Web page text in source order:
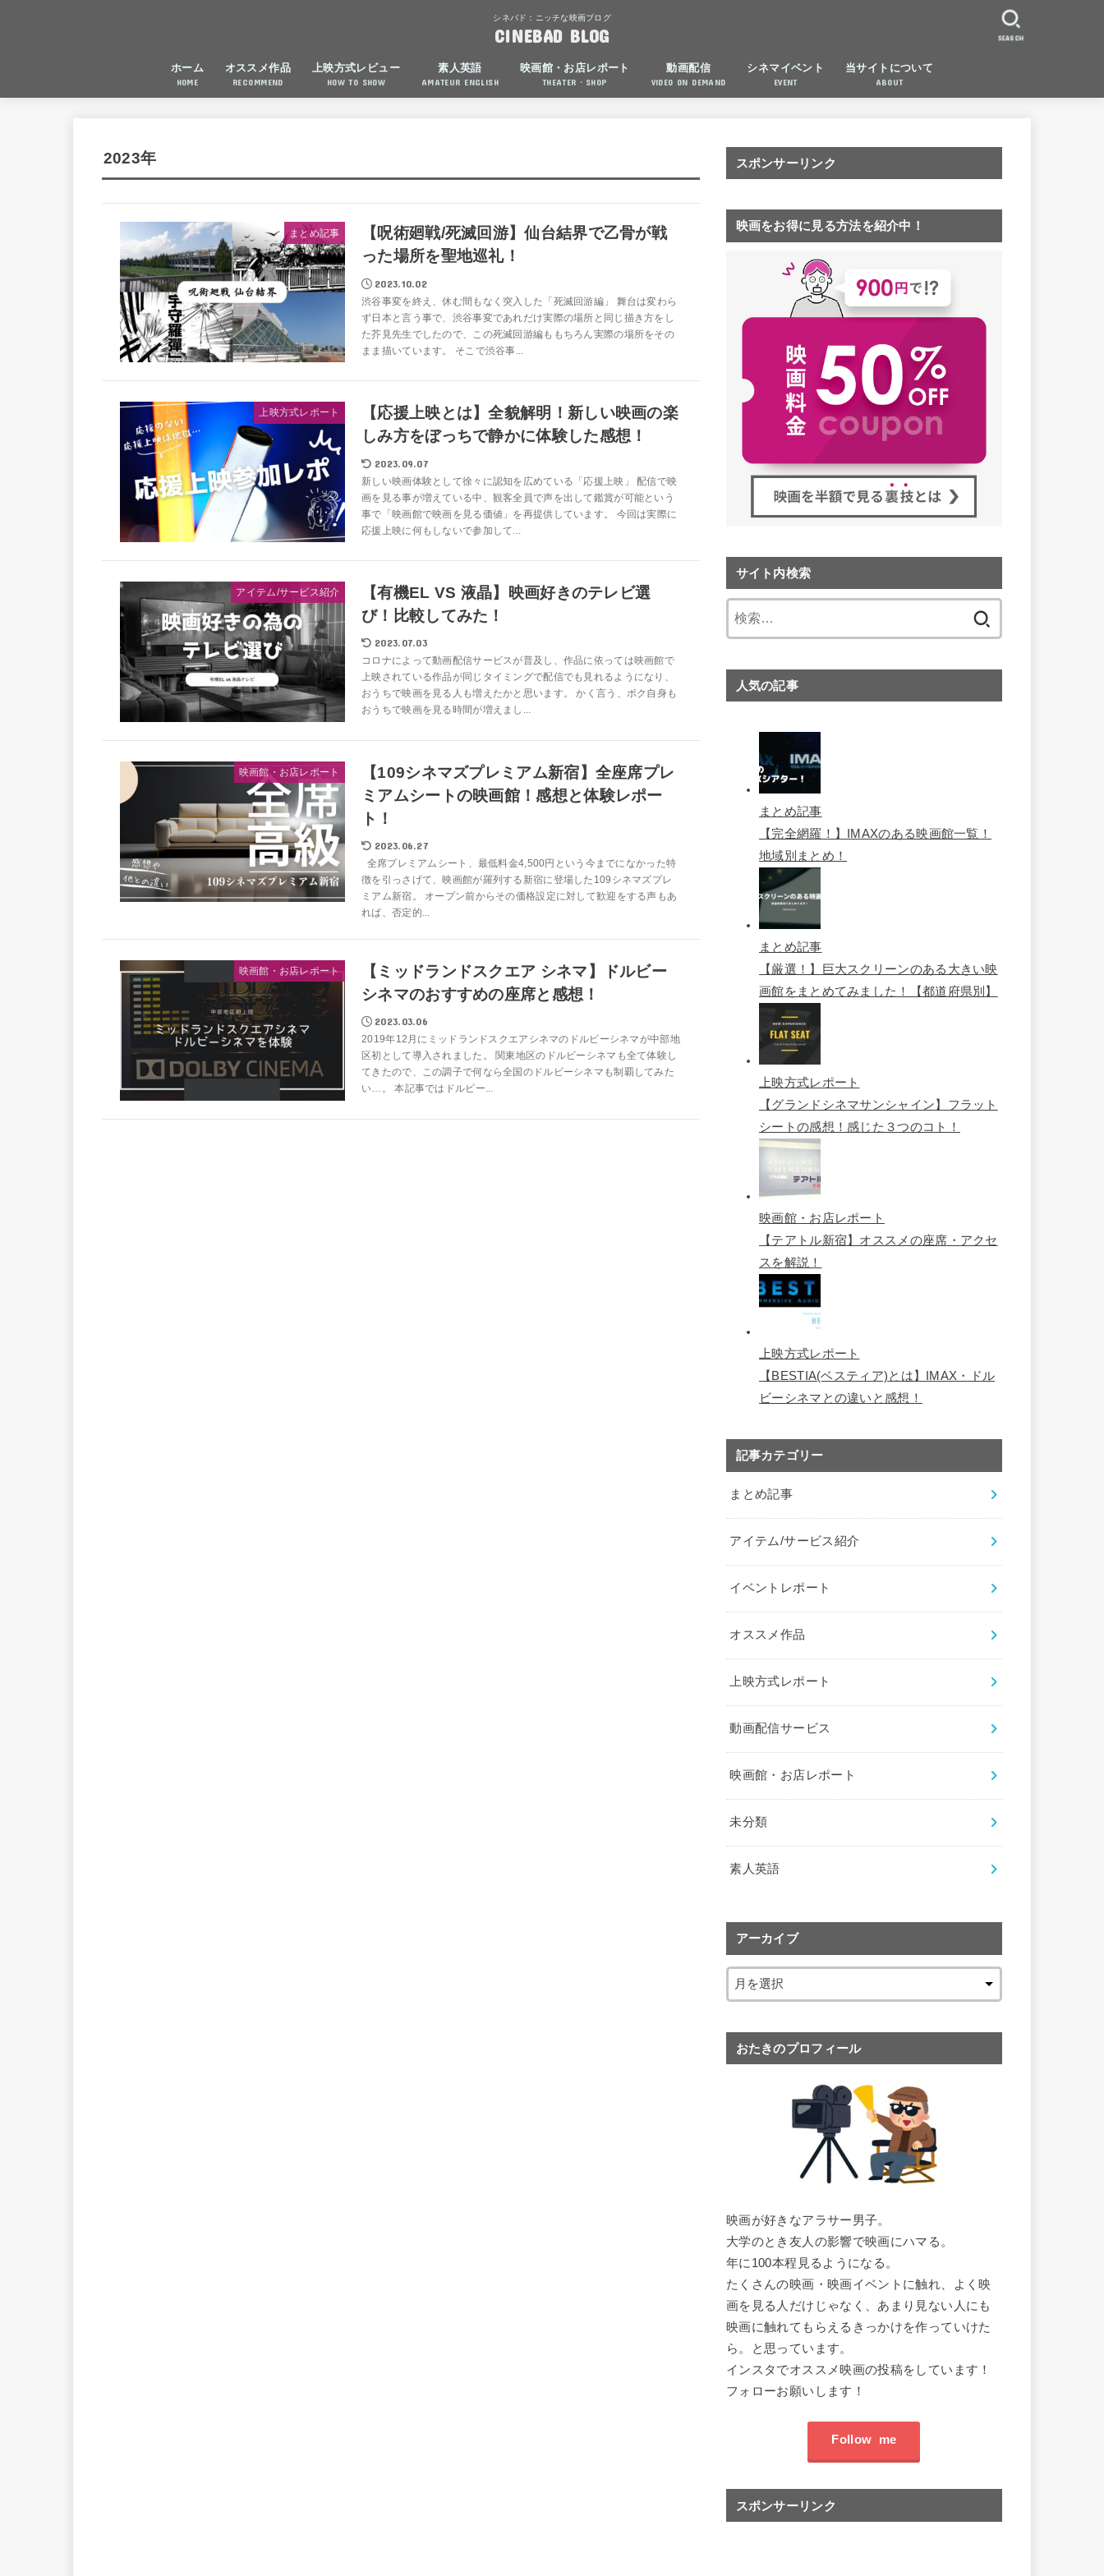
シネバド：ニッチな映画ブログ
CINEBAD BLOG
ホーム
HOME
オススメ作品
RECOMMEND
上映方式レビュー
HOW TO SHOW
素人英語
AMATEUR ENGLISH
映画館・お店レポート
THEATER・SHOP
動画配信
VIDEO ON DEMAND
シネマイベント
EVENT
当サイトについて
ABOUT
SEARCH
2023年
まとめ記事
【呪術廻戦/死滅回游】仙台結界で乙骨が戦
った場所を聖地巡礼！
2023.10.02
渋谷事変を終え、休む間もなく突入した「死滅回游編」 舞台は変わら
ず日本と言う事で、渋谷事変であれだけ実際の場所と同じ描き方をし
た芥見先生でしたので、この死滅回游編ももちろん実際の場所をその
まま描いています。 そこで渋谷事...
上映方式レポート
【応援上映とは】全貌解明！新しい映画の楽
しみ方をぼっちで静かに体験した感想！
2023.09.07
新しい映画体験として徐々に認知を広めている「応援上映」 配信で映
画を見る事が増えている中、観客全員で声を出して鑑賞が可能という
事で「映画館で映画を見る価値」を再提供しています。 今回は実際に
応援上映に何もしないで参加して...
アイテム/サービス紹介
【有機EL VS 液晶】映画好きのテレビ選
び！比較してみた！
2023.07.03
コロナによって動画配信サービスが普及し、作品に依っては映画館で
上映されている作品が同じタイミングで配信でも見れるようになり、
おうちで映画を見る人も増えたかと思います。 かく言う、ボク自身も
おうちで映画を見る時間が増えまし...
映画館・お店レポート
【109シネマズプレミアム新宿】全座席プレ
ミアムシートの映画館！感想と体験レポー
ト！
2023.06.27
全席プレミアムシート、最低料金4,500円という今までになかった特
徴を引っさげて、映画館が羅列する新宿に登場した109シネマズプレ
ミアム新宿。 オープン前からその価格設定に対して歓迎をする声もあ
れば、否定的...
映画館・お店レポート
【ミッドランドスクエア シネマ】ドルビー
シネマのおすすめの座席と感想！
2023.03.06
2019年12月にミッドランドスクエアシネマのドルビーシネマが中部地
区初として導入されました。 関東地区のドルビーシネマも全て体験し
てきたので、この調子で何なら全国のドルビーシネマも制覇してみた
い…。 本記事ではドルビー...
スポンサーリンク
映画をお得に見る方法を紹介中！
サイト内検索
人気の記事
記事カテゴリー
まとめ記事
アイテム/サービス紹介
イベントレポート
オススメ作品
上映方式レポート
動画配信サービス
映画館・お店レポート
未分類
素人英語
アーカイブ
おたきのプロフィール
映画が好きなアラサー男子。
大学のとき友人の影響で映画にハマる。
年に100本程見るようになる。
たくさんの映画・映画イベントに触れ、よく映
画を見る人だけじゃなく、あまり見ない人にも
映画に触れてもらえるきっかけを作っていけた
ら。と思っています。
インスタでオススメ映画の投稿をしています！
フォローお願いします！
Follow me
スポンサーリンク